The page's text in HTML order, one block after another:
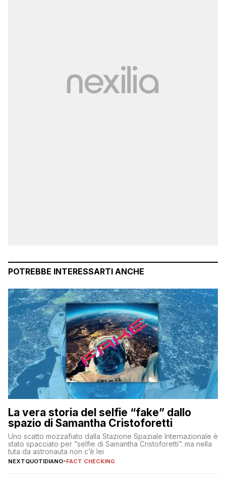
POTREBBE INTERESSARTI ANCHE
La vera storia del selfie “fake” dallo
spazio di Samantha Cristoforetti
Uno scatto mozzafiato dalla Stazione Spaziale Internazionale è
stato spacciato per “selfie di Samantha Cristoforetti”: ma nella
tuta da astronauta non c’è lei
NEXTQUOTIDIANO-FACT CHECKING